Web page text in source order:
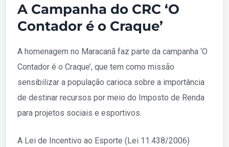
A Campanha do CRC ‘O
Contador é o Craque’
A homenagem no Maracanã faz parte da campanha ‘O
Contador é o Craque’, que tem como missão
sensibilizar a população carioca sobre a importância
de destinar recursos por meio do Imposto de Renda
para projetos sociais e esportivos.
A Lei de Incentivo ao Esporte (Lei 11.438/2006)